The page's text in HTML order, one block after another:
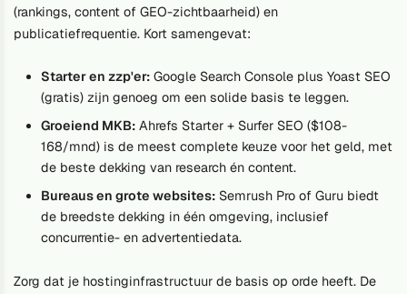
(rankings, content of GEO-zichtbaarheid) en
publicatiefrequentie. Kort samengevat:
Starter en zzp'er: Google Search Console plus Yoast SEO
(gratis) zijn genoeg om een solide basis te leggen.
Groeiend MKB: Ahrefs Starter + Surfer SEO ($108-
168/mnd) is de meest complete keuze voor het geld, met
de beste dekking van research én content.
Bureaus en grote websites: Semrush Pro of Guru biedt
de breedste dekking in één omgeving, inclusief
concurrentie- en advertentiedata.
Zorg dat je hostinginfrastructuur de basis op orde heeft. De